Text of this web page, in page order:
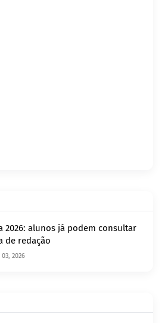
2026: alunos já podem consultar
de redação
2026